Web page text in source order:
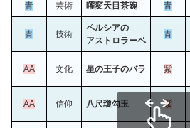
青 芸術 曜変天目茶碗 青
青 技術
ペルシアの
アストロラーベ
青
AA 文化 星の王子のバラ 紫
AA 信仰 八尺瓊勾玉 紫